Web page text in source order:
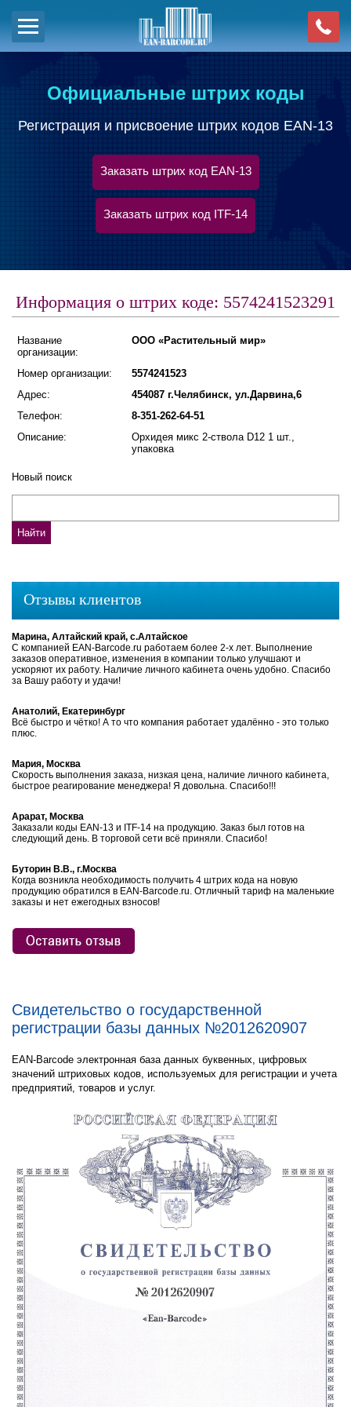
Официальные штрих коды
Регистрация и присвоение штрих кодов EAN-13
Заказать штрих код EAN-13
Заказать штрих код ITF-14
Информация о штрих коде: 5574241523291
Название
организации:
ООО «Растительный мир»
Номер организации:
5574241523
Адрес:
454087 г.Челябинск, ул.Дарвина,6
Телефон:
8-351-262-64-51
Описание:
Орхидея микс 2-ствола D12 1 шт.,
упаковка
Новый поиск
Отзывы клиентов
Марина, Алтайский край, с.Алтайское
С компанией EAN-Barcode.ru работаем более 2-х лет. Выполнение
заказов оперативное, изменения в компании только улучшают и
ускоряют их работу. Наличие личного кабинета очень удобно. Спасибо
за Вашу работу и удачи!
Анатолий, Екатеринбург
Всё быстро и чётко! А то что компания работает удалённо - это только
плюс.
Мария, Москва
Скорость выполнения заказа, низкая цена, наличие личного кабинета,
быстрое реагирование менеджера! Я довольна. Спасибо!!!
Арарат, Москва
Заказали коды EAN-13 и ITF-14 на продукцию. Заказ был готов на
следующий день. В торговой сети всё приняли. Спасибо!
Буторин В.В., г.Москва
Когда возникла необходимость получить 4 штрих кода на новую
продукцию обратился в EAN-Barcode.ru. Отличный тариф на маленькие
заказы и нет ежегодных взносов!
Свидетельство о государственной
регистрации базы данных №2012620907
EAN-Barcode электронная база данных буквенных, цифровых
значений штриховых кодов, используемых для регистрации и учета
предприятий, товаров и услуг.